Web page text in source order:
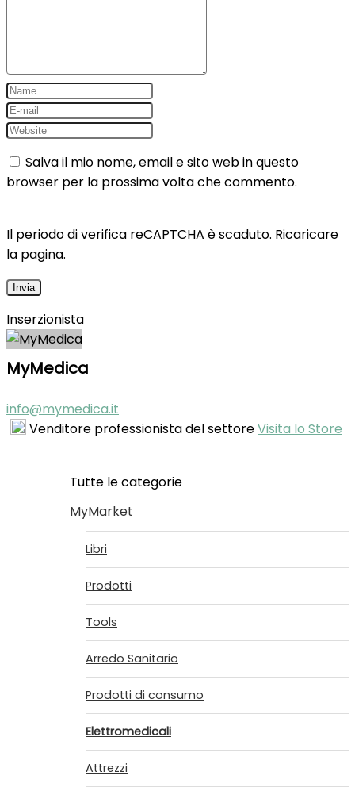
Salva il mio nome, email e sito web in questo
browser per la prossima volta che commento.
Il periodo di verifica reCAPTCHA è scaduto. Ricaricare
la pagina.
Inserzionista
MyMedica
info@mymedica.it
Venditore professionista del settoreVisita lo Store
Tutte le categorie
MyMarket
Libri
Prodotti
Tools
Arredo Sanitario
Prodotti di consumo
Elettromedicali
Attrezzi